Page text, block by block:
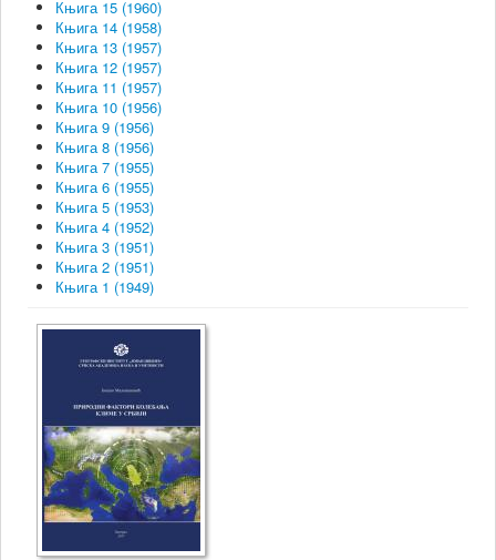
Књига 15 (1960)
Књига 14 (1958)
Књига 13 (1957)
Књига 12 (1957)
Књига 11 (1957)
Књига 10 (1956)
Књига 9 (1956)
Књига 8 (1956)
Књига 7 (1955)
Књига 6 (1955)
Књига 5 (1953)
Књига 4 (1952)
Књига 3 (1951)
Књига 2 (1951)
Књига 1 (1949)